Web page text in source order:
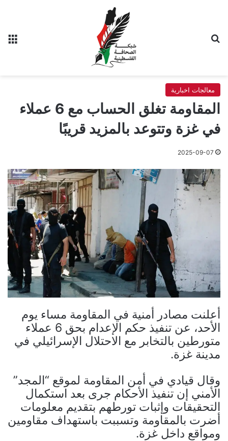
معالجات اخبارية
المقاومة تغلق الحساب مع 6 عملاء
في غزة وتتوعد بالمزيد قريبًا
2025-09-07
أعلنت مصادر أمنية في المقاومة مساء يوم
الأحد، عن تنفيذ حكم الإعدام بحق 6 عملاء
متورطين بالتخابر مع الاحتلال الإسرائيلي في
مدينة غزة.
وقال قيادي في أمن المقاومة لموقع “المجد”
الأمني إن تنفيذ الأحكام جرى بعد استكمال
التحقيقات وإثبات تورطهم بتقديم معلومات
أضرت بالمقاومة وتسببت باستهداف مقاومين
ومواقع داخل غزة.